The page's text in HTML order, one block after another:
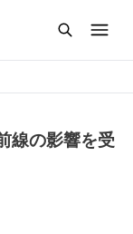
線の影響を受